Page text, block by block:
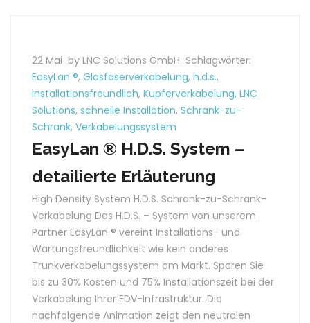
22 Mai by LNC Solutions GmbH Schlagwörter:
EasyLan ®, Glasfaserverkabelung, h.d.s.,
installationsfreundlich, Kupferverkabelung, LNC
Solutions, schnelle Installation, Schrank-zu-
Schrank, Verkabelungssystem
EasyLan ® H.D.S. System –
detailierte Erläuterung
High Density System H.D.S. Schrank-zu-Schrank-
Verkabelung Das H.D.S. – System von unserem
Partner EasyLan ® vereint Installations- und
Wartungsfreundlichkeit wie kein anderes
Trunkverkabelungssystem am Markt. Sparen Sie
bis zu 30% Kosten und 75% Installationszeit bei der
Verkabelung Ihrer EDV-Infrastruktur. Die
nachfolgende Animation zeigt den neutralen